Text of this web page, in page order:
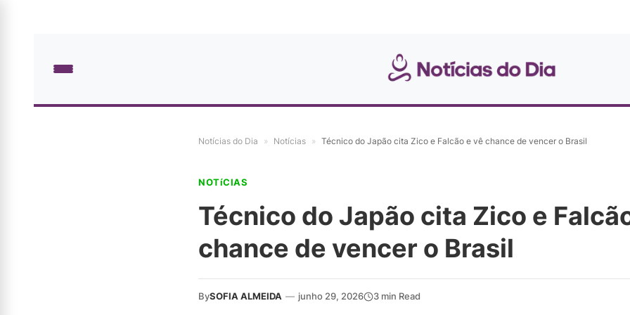
Notícias do Dia » Notícias » Técnico do Japão cita Zico e Falcão e vê chance de vencer o Brasil
NOTíCIAS
Técnico do Japão cita Zico e
chance de vencer o Brasil
BySOFIA ALMEIDA — junho 29, 2026 3 min Read